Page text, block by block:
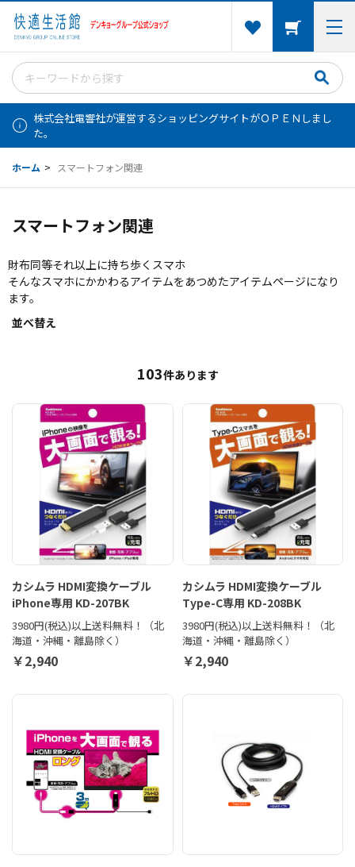
株式会社電響社が運営するショッピングサイトがＯＰＥＮしまし
た。
ホーム > スマートフォン関連
スマートフォン関連
財布同等それ以上に持ち歩くスマホ
そんなスマホにかかわるアイテムをあつめたアイテムページになり
ます。
並べ替え
103件あります
カシムラ HDMI変換ケーブル
iPhone専用 KD-207BK
3980円(税込)以上送料無料！（北
海道・沖縄・離島除く）
￥2,940
カシムラ HDMI変換ケーブル
Type-C専用 KD-208BK
3980円(税込)以上送料無料！（北
海道・沖縄・離島除く）
￥2,940